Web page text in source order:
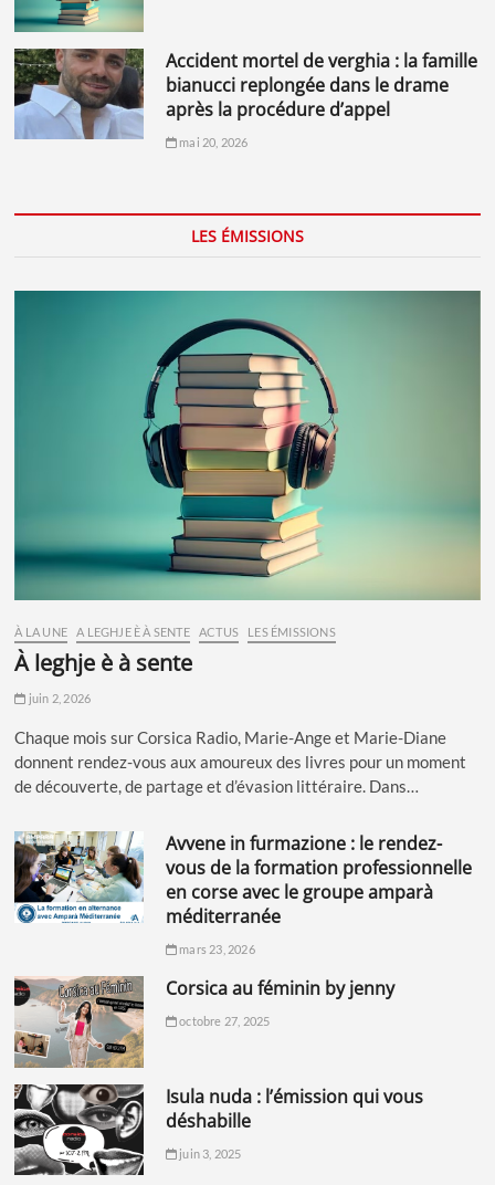
accident mortel de verghia : la famille
bianucci replongée dans le drame
après la procédure d’appel
mai 20, 2026
LES ÉMISSIONS
À LA UNE A LEGHJE È À SENTE ACTUS LES ÉMISSIONS
à leghje è à sente
juin 2, 2026
Chaque mois sur Corsica Radio, Marie-Ange et Marie-Diane
donnent rendez-vous aux amoureux des livres pour un moment
de découverte, de partage et d’évasion littéraire. Dans…
avvene in furmazione : le rendez-
vous de la formation professionnelle
en corse avec le groupe amparà
méditerranée
mars 23, 2026
corsica au féminin by jenny
octobre 27, 2025
isula nuda : l’émission qui vous
déshabille
juin 3, 2025